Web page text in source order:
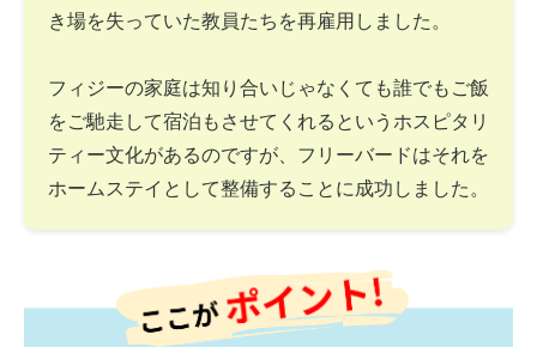
き場を失っていた教員たちを再雇用しました。
フィジーの家庭は知り合いじゃなくても誰でもご飯
をご馳走して宿泊もさせてくれるというホスピタリ
ティー文化があるのですが、フリーバードはそれを
ホームステイとして整備することに成功しました。